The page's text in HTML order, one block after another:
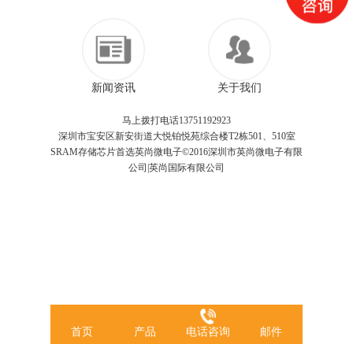
新闻资讯 关于我们
马上拨打电话13751192923
深圳市宝安区新安街道大悦铂悦苑综合楼T2栋501、510室
SRAM存储芯片首选英尚微电子©2016深圳市英尚微电子有限
公司|英尚国际有限公司
首页 产品 电话咨询 邮件